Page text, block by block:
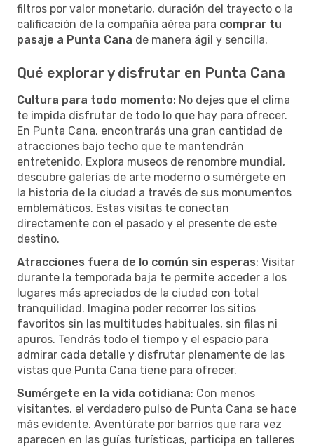
filtros por valor monetario, duración del trayecto o la
calificación de la compañía aérea para comprar tu
pasaje a Punta Cana de manera ágil y sencilla.
Qué explorar y disfrutar en Punta Cana
Cultura para todo momento: No dejes que el clima
te impida disfrutar de todo lo que hay para ofrecer.
En Punta Cana, encontrarás una gran cantidad de
atracciones bajo techo que te mantendrán
entretenido. Explora museos de renombre mundial,
descubre galerías de arte moderno o sumérgete en
la historia de la ciudad a través de sus monumentos
emblemáticos. Estas visitas te conectan
directamente con el pasado y el presente de este
destino.
Atracciones fuera de lo común sin esperas: Visitar
durante la temporada baja te permite acceder a los
lugares más apreciados de la ciudad con total
tranquilidad. Imagina poder recorrer los sitios
favoritos sin las multitudes habituales, sin filas ni
apuros. Tendrás todo el tiempo y el espacio para
admirar cada detalle y disfrutar plenamente de las
vistas que Punta Cana tiene para ofrecer.
Sumérgete en la vida cotidiana: Con menos
visitantes, el verdadero pulso de Punta Cana se hace
más evidente. Aventúrate por barrios que rara vez
aparecen en las guías turísticas, participa en talleres